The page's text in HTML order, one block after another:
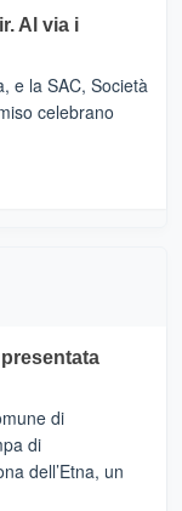
Al via i
e la SAC, Società
celebrano
di
di
dell’Etna, un